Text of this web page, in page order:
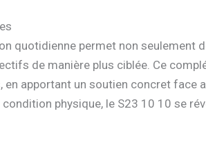
quotidienne permet non seulement
de manière plus ciblée. Ce
apportant un soutien concret face
physique, le S23 10 10 se